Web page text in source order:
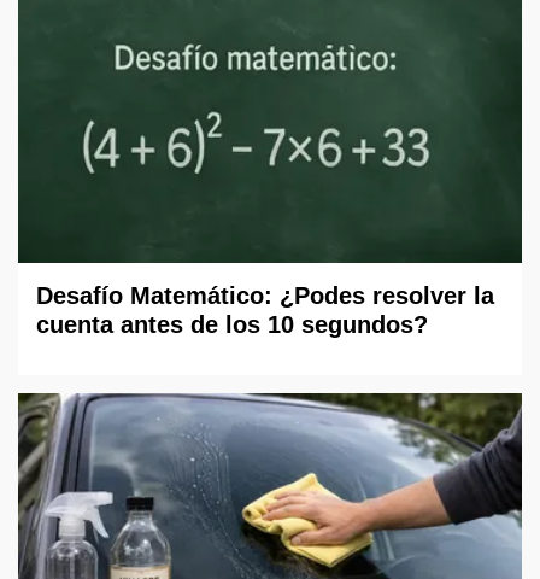
Desafío Matemático: ¿Podes resolver la
cuenta antes de los 10 segundos?